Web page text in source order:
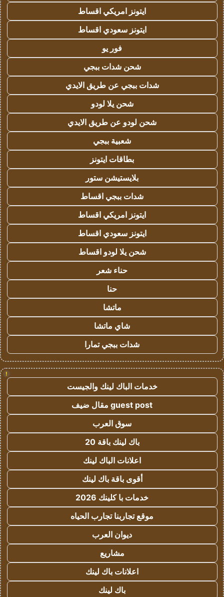
ايتونز امريكي اقساط
ايتونز سعودي اقساط
فور يو
شحن شدات ببجي
شدات ببجي عن طريق الايدي
شحن يلا لودو
شحن لودو عن طريق الايدي
شعبية ببجي
بطاقات ايتونز
بلايستيشن ستور
شدات ببجي اقساط
ايتونز امريكي اقساط
ايتونز سعودي اقساط
شحن يلا لودو اقساط
حناء شعر
حنا
ماتشا
شاي ماتشا
شدات ببجي تمارا
!
خدمات الباك لينك والجيست
guest post مقال ضيف
سوق العرب
باك لينك باقة 20
اعلانات الباك لينك
أقوى باقة باك لينك
خدمات با كلينك 2026
موقع تجاربنا تجارب الحياه
ديوان العرب
مشاريع
اعلانات باك لينك
باك لينك